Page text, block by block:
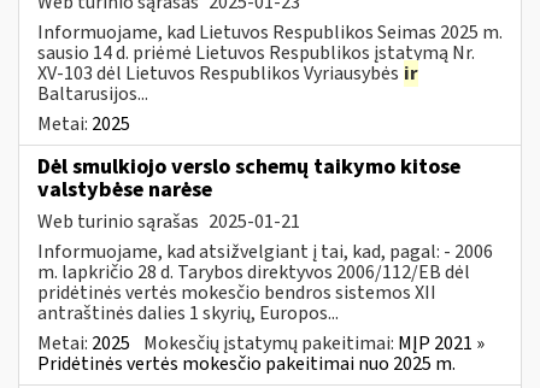
Informuojame, kad Lietuvos Respublikos Seimas 2025 m.
sausio 14 d. priėmė Lietuvos Respublikos įstatymą Nr.
XV-103 dėl Lietuvos Respublikos Vyriausybės ir
Baltarusijos...
Metai: 2025
Dėl smulkiojo verslo schemų taikymo kitose
valstybėse narėse
Web turinio sąrašas 2025-01-21
Informuojame, kad atsižvelgiant į tai, kad, pagal: - 2006
m. lapkričio 28 d. Tarybos direktyvos 2006/112/EB dėl
pridėtinės vertės mokesčio bendros sistemos XII
antraštinės dalies 1 skyrių, Europos...
Metai: 2025 Mokesčių įstatymų pakeitimai: MĮP 2021 »
Pridėtinės vertės mokesčio pakeitimai nuo 2025 m.